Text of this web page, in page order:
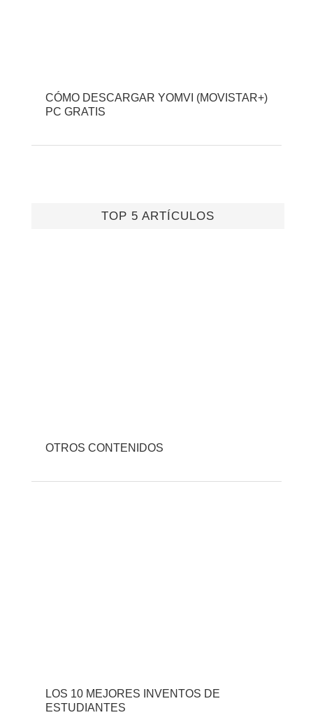
CÓMO DESCARGAR YOMVI (MOVISTAR+)
PC GRATIS
TOP 5 ARTÍCULOS
OTROS CONTENIDOS
LOS 10 MEJORES INVENTOS DE
ESTUDIANTES